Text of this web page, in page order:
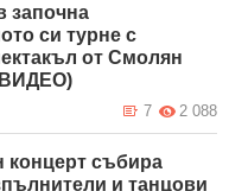
започна
си турне с
от Смолян
2 088
7
концерт събира
и танцови